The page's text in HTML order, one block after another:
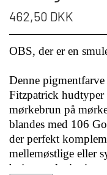
462,50 DKK
OBS, der er en
Denne
Fitzpatrick
mørkebrun på
blandes med 106
der perfekt
mellemøstlige eller
højere